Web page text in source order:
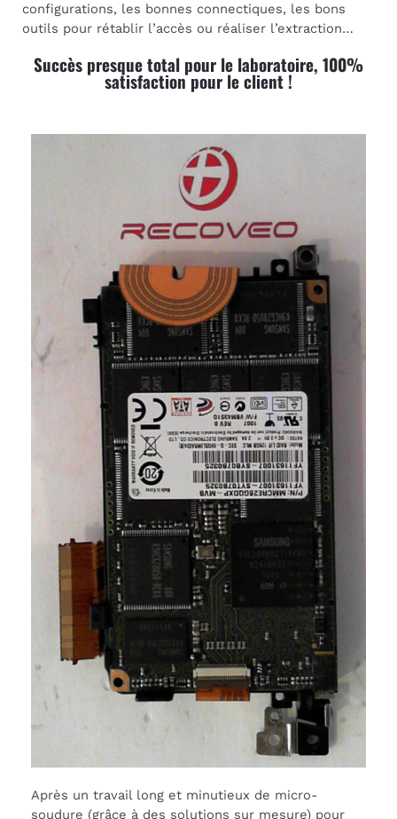
configurations, les bonnes connectiques, les bons
outils pour rétablir l’accès ou réaliser l’extraction…
Succès presque total pour le laboratoire, 100%
satisfaction pour le client !
Après un travail long et minutieux de micro-
soudure (grâce à des solutions sur mesure) pour